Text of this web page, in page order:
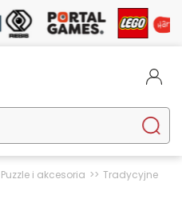
Puzzle i akcesoria Tradycyjne